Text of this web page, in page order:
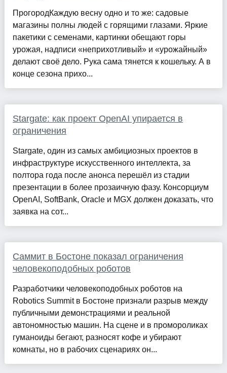
ПрогородКаждую весну одно и то же: садовые
магазины полны людей с горящими глазами. Яркие
пакетики с семенами, картинки обещают горы
урожая, надписи «неприхотливый» и «урожайный»
делают своё дело. Рука сама тянется к кошельку. А в
конце сезона прихо...
Stargate: как проект OpenAI упирается в
ограничения
Stargate, один из самых амбициозных проектов в
инфраструктуре искусственного интеллекта, за
полтора года после анонса перешёл из стадии
презентации в более прозаичную фазу. Консорциум
OpenAI, SoftBank, Oracle и MGX должен доказать, что
заявка на сот...
Саммит в Бостоне показал ограничения
человекоподобных роботов
Разработчики человекоподобных роботов на
Robotics Summit в Бостоне признали разрыв между
публичными демонстрациями и реальной
автономностью машин. На сцене и в промороликах
гуманоиды бегают, разносят кофе и убирают
комнаты, но в рабочих сценариях он...